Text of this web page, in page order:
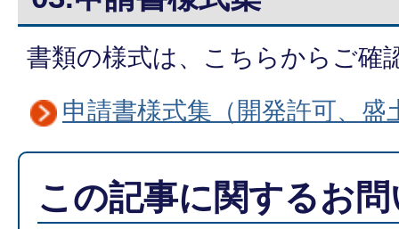
書類の様式は、こちらからご確
申請書様式集（開発許可、盛
この記事に関するお